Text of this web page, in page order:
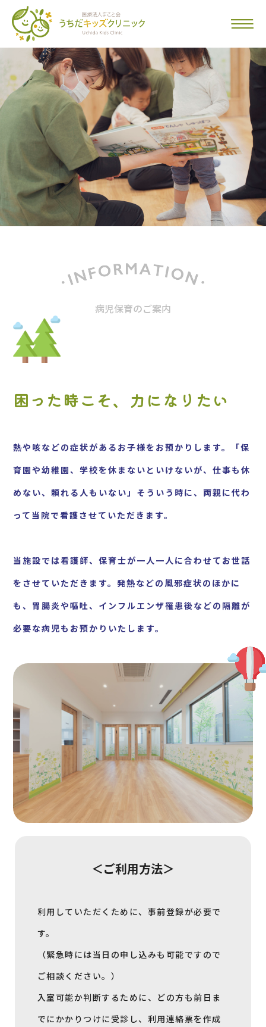
病児保育のご案内
困った時こそ、力になりたい
熱や咳などの症状があるお子様をお預かりします。「保
育園や幼稚園、学校を休まないといけないが、仕事も休
めない、頼れる人もいない」そういう時に、両親に代わ
って当院で看護させていただきます。
当施設では看護師、保育士が一人一人に合わせてお世話
をさせていただきます。発熱などの風邪症状のほかに
も、胃腸炎や嘔吐、インフルエンザ罹患後などの隔離が
必要な病児もお預かりいたします。
＜ご利用方法＞
利用していただくために、事前登録が必要で
す。
（緊急時には当日の申し込みも可能ですので
ご相談ください。）
入室可能か判断するために、どの方も前日ま
でにかかりつけに受診し、利用連絡票を作成